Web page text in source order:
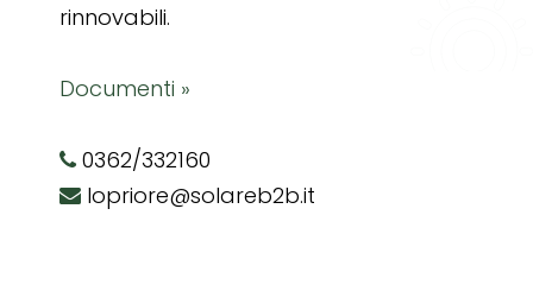
rinnovabili.
Documenti »
0362/332160
lopriore@solareb2b.it